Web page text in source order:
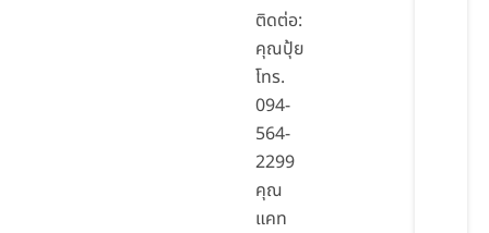
ติดต่อ:
คุณปุ้ย
โทร.
094-
564-
2299
คุณ
แคท